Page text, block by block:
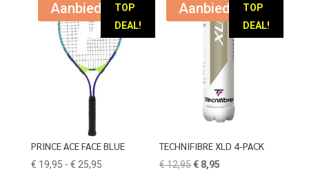
TOP
DEAL!
Aanbieding!
PRINCE ACE FACE BLUE
€ 19,95 - € 25,95Prijsklasse:
TOP
DEAL!
Aanbieding!
TECHNIFIBRE XLD 4-PACK
€12,95Oorspronkelijke
€ 8,95